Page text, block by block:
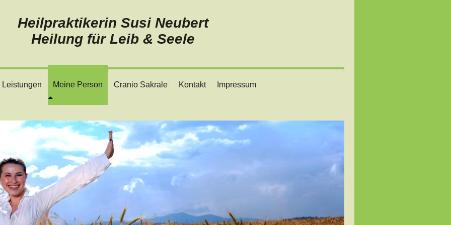
Heilpraktikerin Susi Neubert
Heilung für Leib & Seele
Leistungen Meine Person Cranio Sakrale Kontakt Impressum